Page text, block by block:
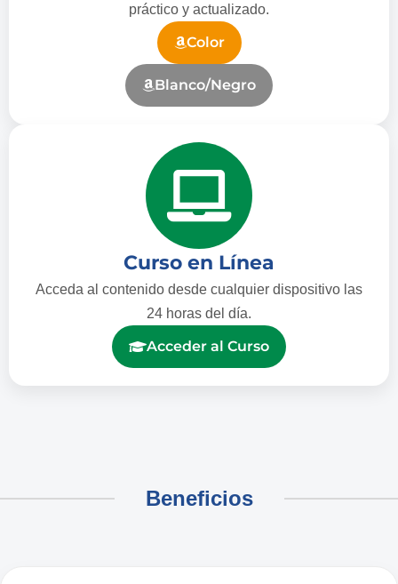
práctico y actualizado.
Color
Blanco/Negro
Curso en Línea
Acceda al contenido desde cualquier dispositivo las
24 horas del día.
Acceder al Curso
Beneficios